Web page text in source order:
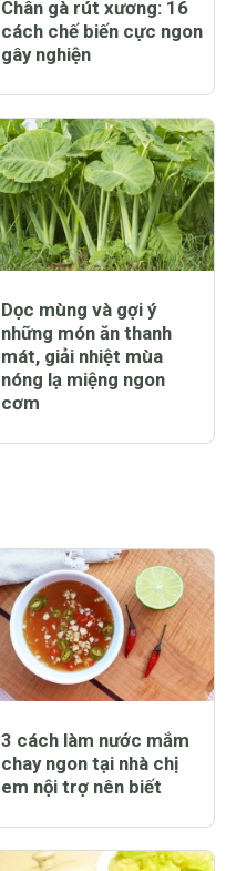
Chân gà rút xương: 16
cách chế biến cực ngon
gây nghiện
Dọc mùng và gợi ý
những món ăn thanh
mát, giải nhiệt mùa
nóng lạ miệng ngon
cơm
3 cách làm nước mắm
chay ngon tại nhà chị
em nội trợ nên biết